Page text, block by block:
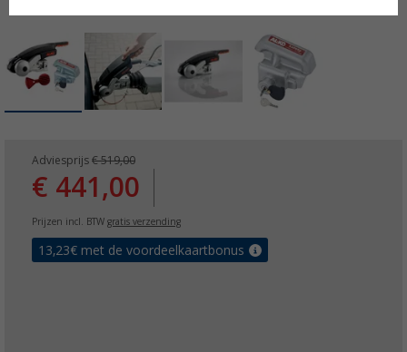
Adviesprijs € 519,00
€ 441,00
Prijzen incl. BTW gratis verzending
13,23€ met de voordeelkaartbonus